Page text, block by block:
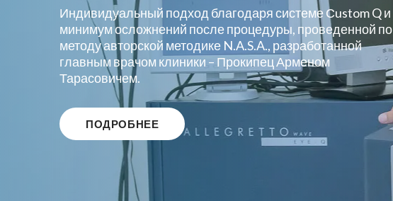
Индивидуальный подход благодаря системе Сustom Q и
минимум осложнений после процедуры, проведенной по
методу авторской методике N.A.S.A., разработанной
главным врачом клиники – Прокипец Арменом
Тарасовичем.
ПОДРОБНЕЕ